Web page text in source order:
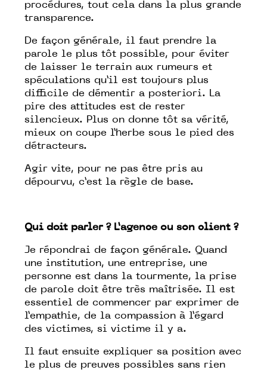
procédures, tout cela dans la plus grande
transparence.
De façon générale, il faut prendre la
parole le plus tôt possible, pour éviter
de laisser le terrain aux rumeurs et
spéculations qu’il est toujours plus
difficile de démentir a posteriori. La
pire des attitudes est de rester
silencieux. Plus on donne tôt sa vérité,
mieux on coupe l’herbe sous le pied des
détracteurs.
Agir vite, pour ne pas être pris au
dépourvu, c’est la règle de base.
Qui doit parler ? L’agence ou son client ?
Je répondrai de façon générale. Quand
une institution, une entreprise, une
personne est dans la tourmente, la prise
de parole doit être très maîtrisée. Il est
essentiel de commencer par exprimer de
l’empathie, de la compassion à l’égard
des victimes, si victime il y a.
Il faut ensuite expliquer sa position avec
le plus de preuves possibles sans rien